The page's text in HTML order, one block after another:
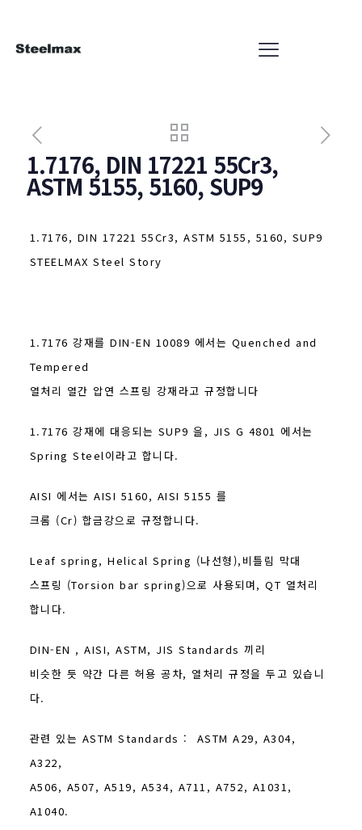
1.7176, DIN 17221 55Cr3,
ASTM 5155, 5160, SUP9
1.7176, DIN 17221 55Cr3, ASTM 5155, 5160, SUP9
STEELMAX Steel Story
1.7176 강재를 DIN-EN 10089 에서는 Quenched and
Tempered
열처리 열간 압연 스프링 강재라고 규정합니다
1.7176 강재에 대응되는 SUP9 을, JIS G 4801 에서는
Spring Steel이라고 합니다.
AISI 에서는 AISI 5160, AISI 5155 를
크롬 (Cr) 합금강으로 규정합니다.
Leaf spring, Helical Spring (나선형),비틀림 막대
스프링 (Torsion bar spring)으로 사용되며, QT 열처리
합니다.
DIN-EN , AISI, ASTM, JIS Standards 끼리
비슷한 듯 약간 다른 허용 공차, 열처리 규정을 두고 있습니
다.
관련 있는 ASTM Standards : ASTM A29, A304,
A322,
A506, A507, A519, A534, A711, A752, A1031,
A1040.